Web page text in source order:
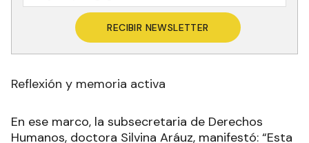
RECIBIR NEWSLETTER
Reflexión y memoria activa
En ese marco, la subsecretaria de Derechos
Humanos, doctora Silvina Aráuz, manifestó: “Esta